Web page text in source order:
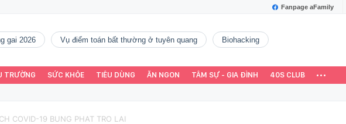
Fanpage aFamily
gai 2026 vụ điểm toán bất thường ở tuyên quang Biohacking
TRƯỜNG SỨC KHỎE TIÊU DÙNG ĂN NGON TÂM SỰ - GIA ĐÌNH 40S CLUB
COVID-19 BUNG PHAT TRO LAI